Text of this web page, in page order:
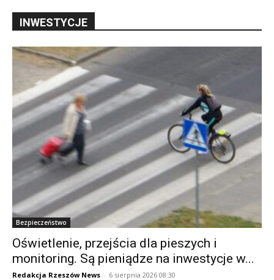
INWESTYCJE
Bezpieczeństwo
Oświetlenie, przejścia dla pieszych i
monitoring. Są pieniądze na inwestycje w...
Redakcja Rzeszów News - 6 sierpnia 2026 08:30